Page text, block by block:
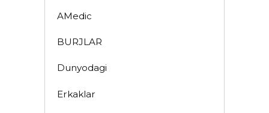
AMedic
BURJLAR
Dunyodagi
Erkaklar